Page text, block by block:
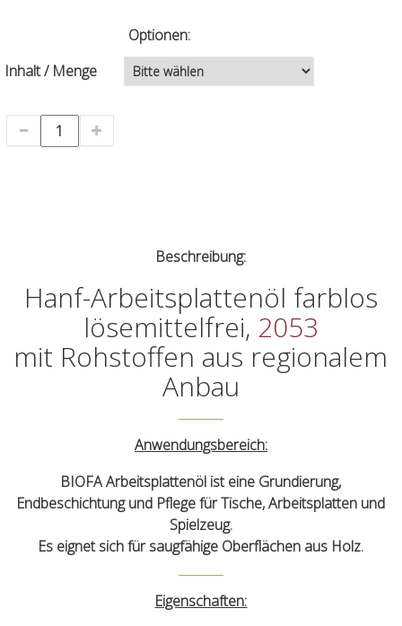
Optionen:
Inhalt / Menge
Beschreibung:
Hanf-Arbeitsplattenöl farblos
lösemittelfrei, 2053
mit Rohstoffen aus regionalem
Anbau
Anwendungsbereich:
BIOFA Arbeitsplattenöl ist eine Grundierung,
Endbeschichtung und Pflege für Tische, Arbeitsplatten und
Spielzeug.
Es eignet sich für saugfähige Oberflächen aus Holz.
Eigenschaften: